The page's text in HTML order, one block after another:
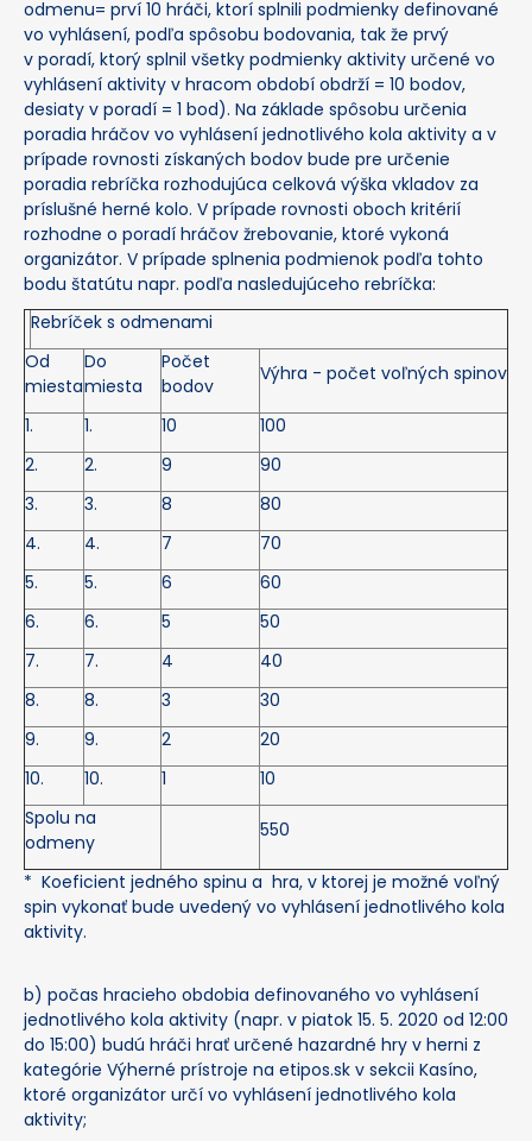
odmenu= prví 10 hráči, ktorí splnili podmienky definované
vo vyhlásení, podľa spôsobu bodovania, tak že prvý
v poradí, ktorý splnil všetky podmienky aktivity určené vo
vyhlásení aktivity v hracom období obdrží = 10 bodov,
desiaty v poradí = 1 bod). Na základe spôsobu určenia
poradia hráčov vo vyhlásení jednotlivého kola aktivity a v
prípade rovnosti získaných bodov bude pre určenie
poradia rebríčka rozhodujúca celková výška vkladov za
príslušné herné kolo. V prípade rovnosti oboch kritérií
rozhodne o poradí hráčov žrebovanie, ktoré vykoná
organizátor. V prípade splnenia podmienok podľa tohto
bodu štatútu napr. podľa nasledujúceho rebríčka:
Rebríček s odmenami
Od
miesta
Do
miesta
Počet
bodov
Výhra - počet voľných spinov
1. 1. 10
100
2.
2. 9
90
3.
3. 8
80
4.
4. 7
70
5.
5. 6
60
6.
6. 5
50
7.
7. 4
40
8.
8. 3
30
9.
9. 2
20
10.
10. 1
10
Spolu na
odmeny
550
* Koeficient jedného spinu a hra, v ktorej je možné voľný
spin vykonať bude uvedený vo vyhlásení jednotlivého kola
aktivity.
b) počas hracieho obdobia definovaného vo vyhlásení
jednotlivého kola aktivity (napr. v piatok 15. 5. 2020 od 12:00
do 15:00) budú hráči hrať určené hazardné hry v herni z
kategórie Výherné prístroje na etipos.sk v sekcii Kasíno,
ktoré organizátor určí vo vyhlásení jednotlivého kola
aktivity;